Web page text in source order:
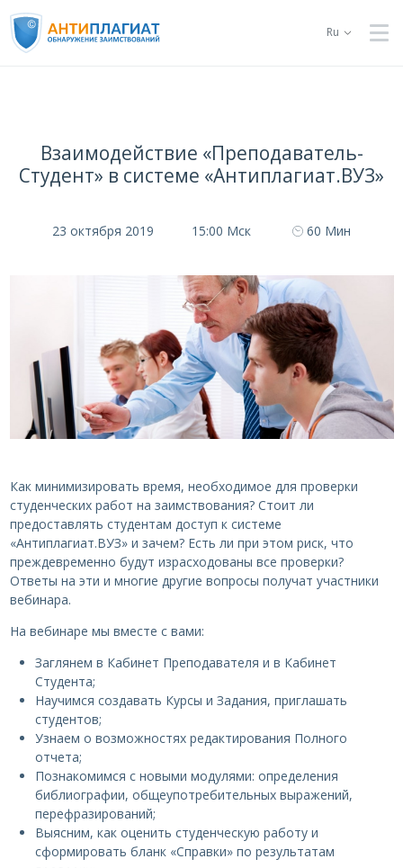
Ru
Взаимодействие «Преподаватель-
Студент» в системе «Антиплагиат.ВУЗ»
23 октября 2019 15:00 Мск 60 Мин
Как минимизировать время, необходимое для проверки
студенческих работ на заимствования? Стоит ли
предоставлять студентам доступ к системе
«Антиплагиат.ВУЗ» и зачем? Есть ли при этом риск, что
преждевременно будут израсходованы все проверки?
Ответы на эти и многие другие вопросы получат участники
вебинара.
На вебинаре мы вместе с вами:
Заглянем в Кабинет Преподавателя и в Кабинет
Студента;
Научимся создавать Курсы и Задания, приглашать
студентов;
Узнаем о возможностях редактирования Полного
отчета;
Познакомимся с новыми модулями: определения
библиографии, общеупотребительных выражений,
перефразирований;
Выясним, как оценить студенческую работу и
сформировать бланк «Справки» по результатам